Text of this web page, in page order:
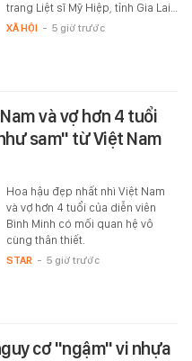
trang Liệt sĩ Mỹ Hiệp, tỉnh Gia Lai…
XÃ HỘI - 5 giờ trước
và vợ hơn 4 tuổi
sam" từ Việt Nam
Hoa hậu đẹp nhất nhì Việt Nam
và vợ hơn 4 tuổi của diễn viên
Bình Minh có mối quan hệ vô
cùng thân thiết.
STAR - 5 giờ trước
cơ "ngậm" vi nhựa